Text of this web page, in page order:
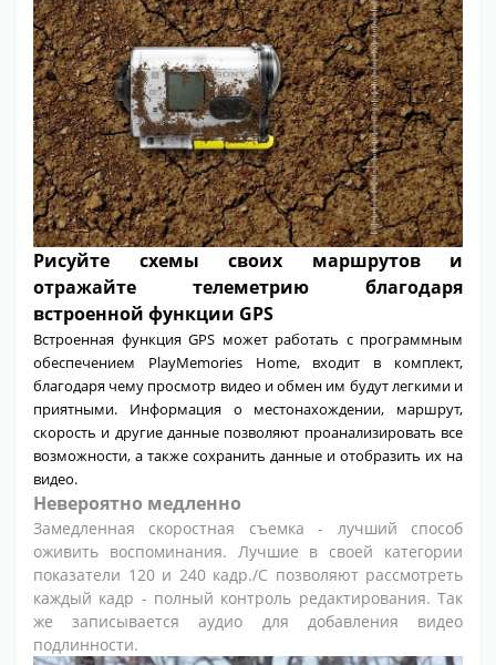
Рисуйте схемы своих маршрутов и
отражайте телеметрию благодаря
встроенной функции GPS
Встроенная функция GPS может работать с программным
обеспечением PlayMemories Home, входит в комплект,
благодаря чему просмотр видео и обмен им будут легкими и
приятными. Информация о местонахождении, маршрут,
скорость и другие данные позволяют проанализировать все
возможности, а также сохранить данные и отобразить их на
видео.
Невероятно медленно
Замедленная скоростная съемка - лучший способ
оживить воспоминания. Лучшие в своей категории
показатели 120 и 240 кадр./С позволяют рассмотреть
каждый кадр - полный контроль редактирования. Так
же записывается аудио для добавления видео
подлинности.